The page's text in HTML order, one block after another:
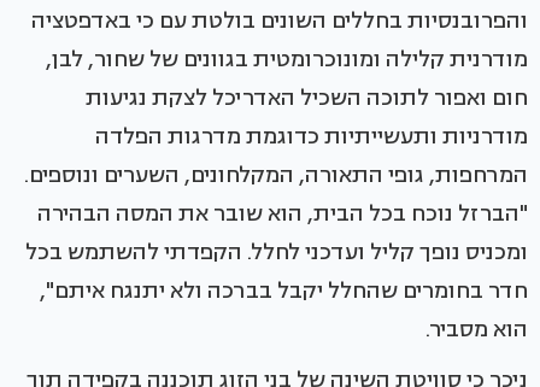
והפרובנסיות בחללים השונים בולטת עם כי באדפטציה
מודרנית קלילה ומונוכרומטית בגוונים של שחור, לבן,
חום ואפור לתוכה השכיל האדריכל לצקת נגיעות
מודרניות ותעשייתיות כדוגמת מדרגות הפלדה
המרחפות, גופי התאורה, המקלחונים, השערים ונוספים.
"הברזל נוכח בכל הבית, הוא שובר את המסה הבהירה
ומכניס נופך קליל ועדכני לחלל. הקפדתי להשתמש בכל
חדר בחומרים שהחלל יקבל בברכה ולא יתנגח איתם",
הוא מסביר.
ניכר כי סוויטת השינה של בני הזוג תוכננה בקפידה תוך